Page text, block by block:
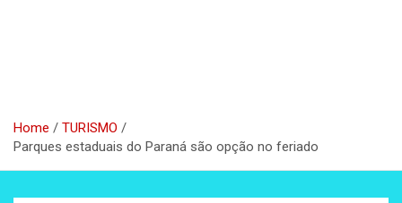
Home
TURISMO
Parques estaduais do Paraná são opção no feriado